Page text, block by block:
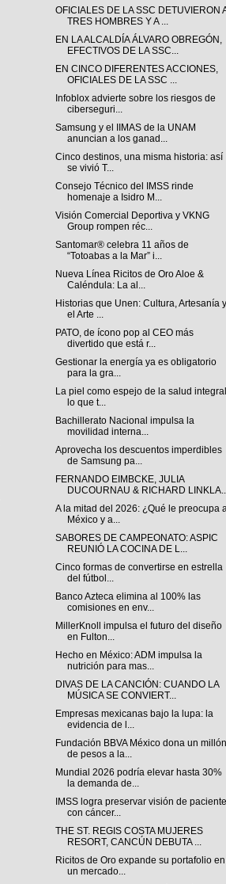
OFICIALES DE LA SSC DETUVIERON
TRES HOMBRES Y A ...
EN LA ALCALDÍA ÁLVARO OBREGÓN,
EFECTIVOS DE LA SSC...
EN CINCO DIFERENTES ACCIONES,
OFICIALES DE LA SSC ...
Infoblox advierte sobre los riesgos de
ciberseguri...
Samsung y el IIMAS de la UNAM
anuncian a los ganad...
Cinco destinos, una misma historia: así
se vivió T...
Consejo Técnico del IMSS rinde
homenaje a Isidro M...
Visión Comercial Deportiva y VKNG
Group rompen réc...
Santomar® celebra 11 años de
“Totoabas a la Mar” i...
Nueva Línea Ricitos de Oro Aloe &
Caléndula: La al...
Historias que Unen: Cultura, Artesanía y
el Arte ...
PATO, de ícono pop al CEO más
divertido que está r...
Gestionar la energía ya es obligatorio
para la gra...
La piel como espejo de la salud
lo que t...
Bachillerato Nacional impulsa la
movilidad interna...
Aprovecha los descuentos imperdibles
de Samsung pa...
FERNANDO EIMBCKE, JULIA
DUCOURNAU & RICHARD
A la mitad del 2026: ¿Qué le preocupa
México y a...
SABORES DE CAMPEONATO: ASPIC
REUNIÓ LA COCINA DE L...
Cinco formas de convertirse en estrella
del fútbol...
Banco Azteca elimina al 100% las
comisiones en env...
MillerKnoll impulsa el futuro del diseño
en Fulton...
Hecho en México: ADM impulsa la
nutrición para mas...
DIVAS DE LA CANCIÓN: CUANDO LA
MÚSICA SE CONVIERT...
Empresas mexicanas bajo la lupa: la
evidencia de l...
Fundación BBVA México dona un millón
de pesos a la...
Mundial 2026 podría elevar hasta 30%
la demanda de...
IMSS logra preservar visión de paciente
con cáncer...
THE ST. REGIS COSTA MUJERES
RESORT, CANCÚN DEBUTA ...
Ricitos de Oro expande su portafolio en
un mercado...